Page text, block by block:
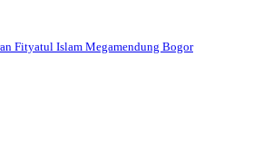
Fityatul Islam Megamendung Bogor